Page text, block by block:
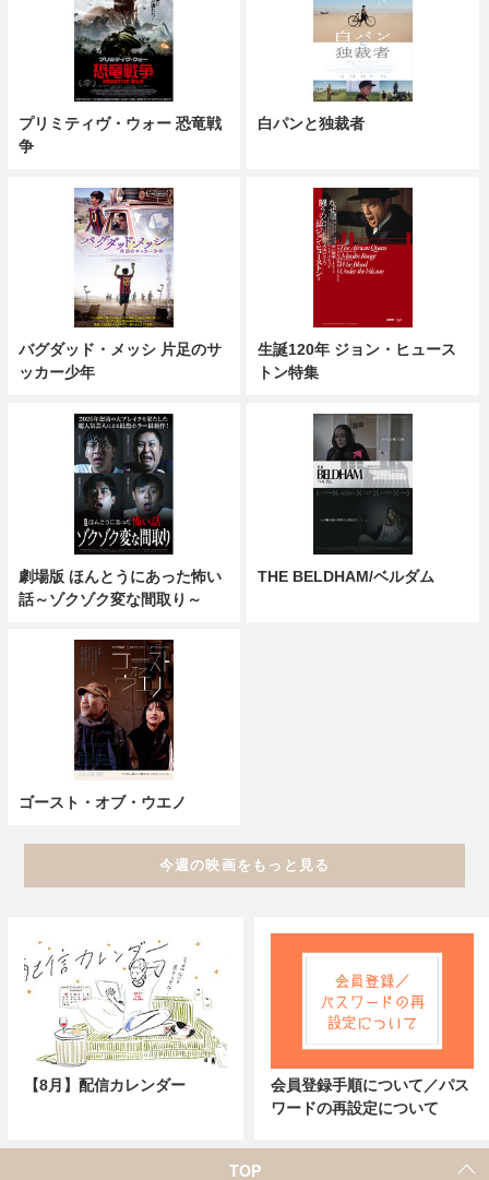
プリミティヴ・ウォー 恐竜戦
争
白パンと独裁者
バグダッド・メッシ 片足のサ
ッカー少年
生誕120年 ジョン・ヒュース
トン特集
劇場版 ほんとうにあった怖い
話～ゾクゾク変な間取り～
THE BELDHAM/ベルダム
ゴースト・オブ・ウエノ
今週の映画をもっと見る
【8月】配信カレンダー
会員登録手順について／パス
ワードの再設定について
TOP